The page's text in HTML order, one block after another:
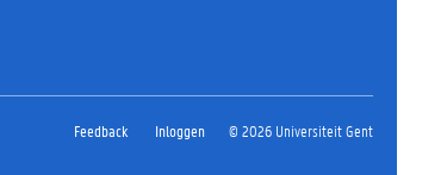
Feedback Inloggen © 2026 Universiteit Gent